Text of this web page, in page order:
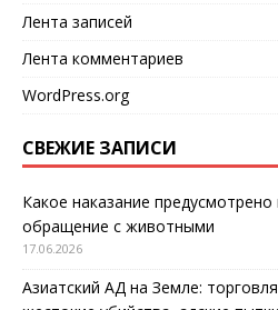
Лента записей
Лента комментариев
WordPress.org
СВЕЖИЕ ЗАПИСИ
Какое наказание
обращение с животными
17.06.2026
Азиатский АД на Земле: